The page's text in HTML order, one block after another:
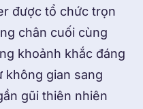
được tổ chức trọn
chân cuối cùng
khoảnh khắc đáng
không gian sang
gũi thiên nhiên